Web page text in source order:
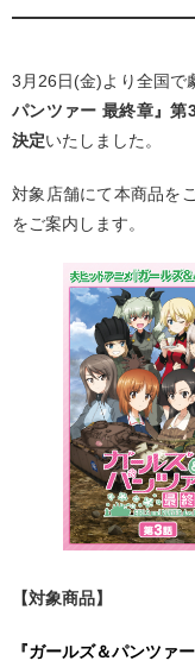
3月26日(金)より全国で
パンツァー 最終章』
決定いたしました。
対象店舗にて本商品を
をご案内します。
【対象商品】
『ガールズ＆パンツァ